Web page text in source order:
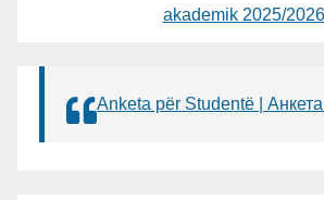
akademik 2025/2026
Anketa për Studentë |